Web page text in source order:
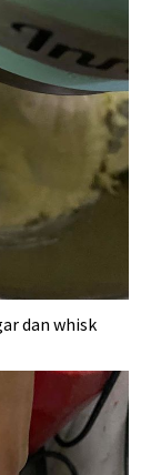
dan whisk